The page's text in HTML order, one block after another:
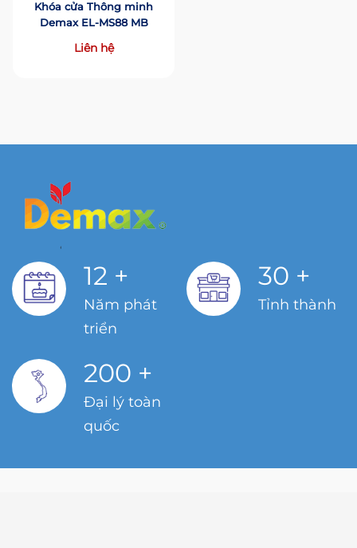
Khóa cửa Thông minh
Demax EL-MS88 MB
Liên hệ
12 +
Năm phát
triển
30 +
Tỉnh thành
200 +
Đại lý toàn
quốc